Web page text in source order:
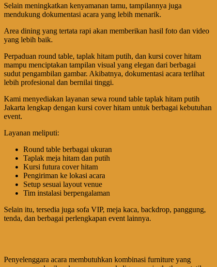
Selain meningkatkan kenyamanan tamu, tampilannya juga
mendukung dokumentasi acara yang lebih menarik.
Area dining yang tertata rapi akan memberikan hasil foto dan video
yang lebih baik.
Perpaduan round table, taplak hitam putih, dan kursi cover hitam
mampu menciptakan tampilan visual yang elegan dari berbagai
sudut pengambilan gambar. Akibatnya, dokumentasi acara terlihat
lebih profesional dan bernilai tinggi.
Kami menyediakan layanan sewa round table taplak hitam putih
Jakarta lengkap dengan kursi cover hitam untuk berbagai kebutuhan
event.
Layanan meliputi:
Round table berbagai ukuran
Taplak meja hitam dan putih
Kursi futura cover hitam
Pengiriman ke lokasi acara
Setup sesuai layout venue
Tim instalasi berpengalaman
Selain itu, tersedia juga sofa VIP, meja kaca, backdrop, panggung,
tenda, dan berbagai perlengkapan event lainnya.
Penyelenggara acara membutuhkan kombinasi furniture yang